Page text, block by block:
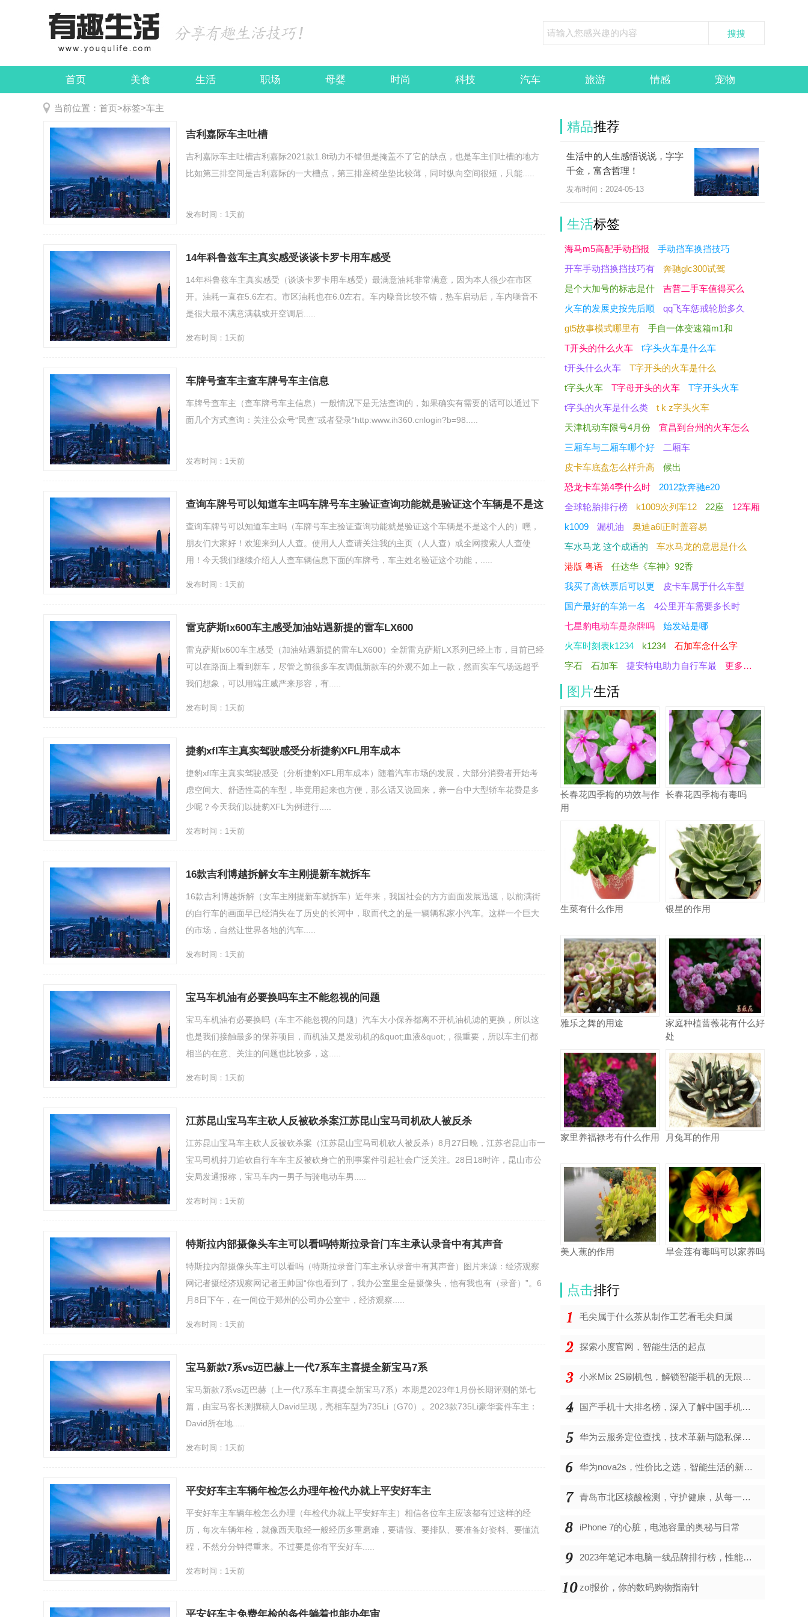
首页 美食 生活 职场 母婴 时尚 科技 汽车 旅游 情感 宠物
娱乐 民俗
当前位置： 首页>标签>车主
吉利嘉际车主吐槽
吉利嘉际车主吐槽吉利嘉际2021款1.8t动力不错但是掩盖不了它的缺点，也是车主们吐槽的地方
比如第三排空间是吉利嘉际的一大槽点，第三排座椅坐垫比较薄，同时纵向空间很短，只能.....
发布时间：1天前
14年科鲁兹车主真实感受谈谈卡罗卡用车感受
14年科鲁兹车主真实感受（谈谈卡罗卡用车感受）最满意油耗非常满意，因为本人很少在市区
开。油耗一直在5.6左右。市区油耗也在6.0左右。车内噪音比较不错，热车启动后，车内噪音不
是很大最不满意满载或开空调后.....
发布时间：1天前
车牌号查车主查车牌号车主信息
车牌号查车主（查车牌号车主信息）一般情况下是无法查询的，如果确实有需要的话可以通过下
面几个方式查询：关注公众号“民查”或者登录“http:www.ih360.cnlogin?b=98.....
发布时间：1天前
查询车牌号可以知道车主吗车牌号车主验证查询功能就是验证这个车辆是不是这
个人的
查询车牌号可以知道车主吗（车牌号车主验证查询功能就是验证这个车辆是不是这个人的）嘿，
朋友们大家好！欢迎来到人人查。使用人人查请关注我的主页（人人查）或全网搜索人人查使
用！今天我们继续介绍人人查车辆信息下面的车牌号，车主姓名验证这个功能，.....
发布时间：1天前
雷克萨斯lx600车主感受加油站遇新提的雷车LX600
雷克萨斯lx600车主感受（加油站遇新提的雷车LX600）全新雷克萨斯LX系列已经上市，目前已经
可以在路面上看到新车，尽管之前很多车友调侃新款车的外观不如上一款，然而实车气场远超乎
我们想象，可以用端庄威严来形容，有.....
发布时间：1天前
捷豹xfl车主真实驾驶感受分析捷豹XFL用车成本
捷豹xfl车主真实驾驶感受（分析捷豹XFL用车成本）随着汽车市场的发展，大部分消费者开始考
虑空间大、舒适性高的车型，毕竟用起来也方便，那么话又说回来，养一台中大型轿车花费是多
少呢？今天我们以捷豹XFL为例进行.....
发布时间：1天前
16款吉利博越拆解女车主刚提新车就拆车
16款吉利博越拆解（女车主刚提新车就拆车）近年来，我国社会的方方面面发展迅速，以前满街
的自行车的画面早已经消失在了历史的长河中，取而代之的是一辆辆私家小汽车。这样一个巨大
的市场，自然让世界各地的汽车.....
发布时间：1天前
宝马车机油有必要换吗车主不能忽视的问题
宝马车机油有必要换吗（车主不能忽视的问题）​​汽车大小保养都离不开机油机滤的更换，所以这
也是我们接触最多的保养项目，而机油又是发动机的&quot;血液&quot;，很重要，所以车主们都
相当的在意、关注的问题也比较多，这.....
发布时间：1天前
江苏昆山宝马车主砍人反被砍杀案江苏昆山宝马司机砍人被反杀
江苏昆山宝马车主砍人反被砍杀案（江苏昆山宝马司机砍人被反杀）8月27日晚，江苏省昆山市一
宝马司机持刀追砍自行车车主反被砍身亡的刑事案件引起社会广泛关注。28日18时许，昆山市公
安局发通报称，宝马车内一男子与骑电动车男.....
发布时间：1天前
特斯拉内部摄像头车主可以看吗特斯拉录音门车主承认录音中有其声音
特斯拉内部摄像头车主可以看吗（特斯拉录音门车主承认录音中有其声音）图片来源：经济观察
网记者摄经济观察网记者王帅国“你也看到了，我办公室里全是摄像头，他有我也有（录音）”。6
月8日下午，在一间位于郑州的公司办公室中，经济观察.....
发布时间：1天前
宝马新款7系vs迈巴赫上一代7系车主喜提全新宝马7系
宝马新款7系vs迈巴赫（上一代7系车主喜提全新宝马7系）本期是2023年1月份长期评测的第七
篇，由宝马客长测撰稿人David呈现，亮相车型为735Li（G70）。2023款735Li豪华套件车主：
David所在地.....
发布时间：1天前
平安好车主车辆年检怎么办理年检代办就上平安好车主
平安好车主车辆年检怎么办理（年检代办就上平安好车主）相信各位车主应该都有过这样的经
历，每次车辆年检，就像西天取经一般经历多重磨难，要请假、要排队、要准备好资料、要懂流
程，不然分分钟得重来。不过要是你有平安好车.....
发布时间：1天前
平安好车主免费年检的条件躺着也能办年审
精品推荐
生活中的人生感悟说说，字字
千金，富含哲理！
发布时间：2024-05-13
生活标签
海马m5高配手动挡报
手动挡车换挡技巧
开车手动挡换挡技巧有
奔驰glc300试驾
是个大加号的标志是什
吉普二手车值得买么
火车的发展史按先后顺
qq飞车惩戒轮胎多久
gt5故事模式哪里有
手自一体变速箱m1和
T开头的什么火车
t字头火车是什么车
t开头什么火车
T字开头的火车是什么
t字头火车
T字母开头的火车
T字开头火车
t字头的火车是什么类
t k z字头火车
天津机动车限号4月份
宜昌到台州的火车怎么
三厢车与二厢车哪个好
二厢车
皮卡车底盘怎么样升高
候出
恐龙卡车第4季什么时
2012款奔驰e20
全球轮胎排行榜
k1009次列车12 22座
12车厢
k1009
漏机油
奥迪a6l正时盖容易
车水马龙 这个成语的
车水马龙的意思是什么
港版 粤语
任达华《车神》92香
我买了高铁票后可以更
皮卡车属于什么车型
国产最好的车第一名
4公里开车需要多长时
七星豹电动车是杂牌吗
始发站是哪
火车时刻表k1234
k1234
石加车念什么字
字石
石加车 捷安特电助力自行车最 更多…
图片生活
长春花四季梅的功效与作
用
长春花四季梅有毒吗
生菜有什么作用 银星的作用
雅乐之舞的用途
家庭种植蔷薇花有什么好
处
家里养福禄考有什么作用 月兔耳的作用
美人蕉的作用 旱金莲有毒吗可以家养吗
点击排行
毛尖属于什么茶从制作工艺看毛尖归属
探索小度官网，智能生活的起点
小米Mix 2S刷机包，解锁智能手机的无限可能
国产手机十大排名榜，深入了解中国手机市场的佼佼者
华为云服务定位查找，技术革新与隐私保护的双重奏
华为nova2s，性价比之选，智能生活的新伙伴
青岛市北区核酸检测，守护健康，从每一次检测开始
iPhone 7的心脏，电池容量的奥秘与日常
2023年笔记本电脑一线品牌排行榜，性能、创新与用户满意度的综合考量
zol报价，你的数码购物指南针